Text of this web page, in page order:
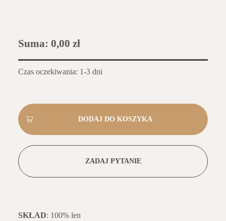
Suma: 0,00 zł
Czas oczekiwania: 1-3 dni
ZADAJ PYTANIE
SKŁAD: 100% len